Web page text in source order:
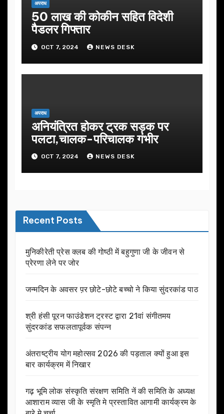
अपराध
50 लाख की कोकीन सहित विदेशी
पैडलर गिफ्तार
OCT 7, 2024 NEWS DESK
अपराध
अनियंत्रित होकर ट्रक सड़क पर
पलटा,चालक-परिचालक गंभीर
OCT 7, 2024 NEWS DESK
Recent Posts
मुनिकीरेती प्रेस क्लब की गोष्ठी में बहुगुणा जी के जीवन से
प्रेरणा लेने पर जोर
जन्मदिन के अवसर प़र छोटे-छोटे बच्चो ने किया सुंदरकांड पाठ
श्री हंसी पूरन फाउंडेशन ट्रस्ट द्वारा 21वां संगीतमय
सुंदरकांड सफलतापूर्वक संपन्न
अंतराष्ट्रीय योग महोत्सव 2026 की पड़ताल क्यों हुआ इस
बार कार्यक्रम में निखार
गढ़ भूमि लोक संस्कृति संरक्षण समिति नें की समिति के अध्यक्ष
आशाराम व्यास जी के स्मृति मे प्रस्तावित आगामी कार्यक्रम के